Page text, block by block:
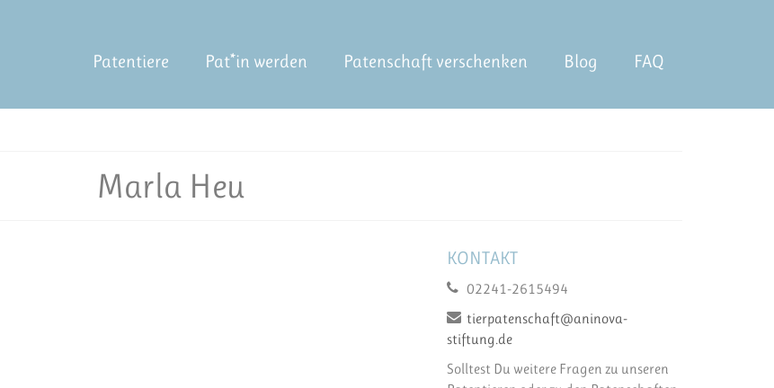
Patentiere Pat*in werden Patenschaft verschenken Blog FAQ
Marla Heu
KONTAKT
02241-2615494
tierpatenschaft@aninova-
stiftung.de
Solltest Du weitere Fragen zu unseren